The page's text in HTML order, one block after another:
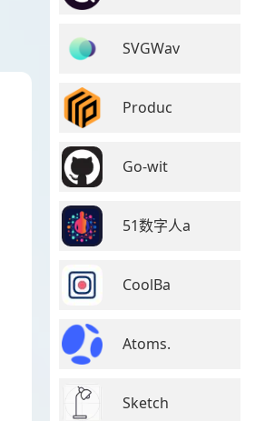
SVGWav
Produc
Go-wit
51数字人a
CoolBa
Atoms.
Sketch